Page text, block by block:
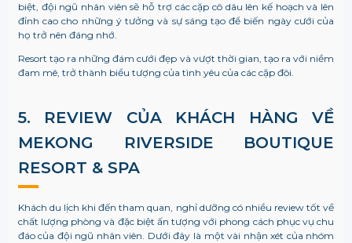
biệt, đội ngũ nhân viên sẽ hỗ trợ các cặp cô dâu lên kế hoạch và lên
đỉnh cao cho những ý tưởng và sự sáng tạo để biến ngày cưới của
họ trở nên đáng nhớ.
Resort tạo ra những đám cưới đẹp và vượt thời gian, tạo ra với niềm
đam mê, trở thành biểu tượng của tình yêu của các cặp đôi.
5. REVIEW CỦA KHÁCH HÀNG VỀ
MEKONG RIVERSIDE BOUTIQUE
RESORT & SPA
Khách du lịch khi đến tham quan, nghỉ dưỡng có nhiều review tốt về
chất lượng phòng và đặc biệt ấn tượng với phong cách phục vụ chu
đáo của đội ngũ nhân viên. Dưới đây là một vài nhận xét của nhóm